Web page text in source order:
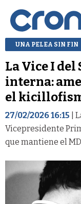
UNA PELEA SIN FIN
La Vice I
interna:
el
27/02/2026 16:15 |
Vicepresidente
que mantiene el